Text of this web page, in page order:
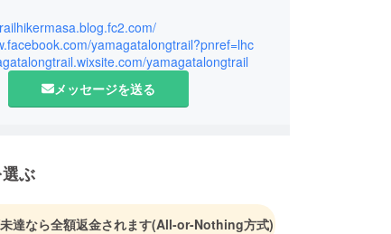
ングトレイルをスルーハイキングにて踏破。
年シーズン・ニュージーランドのトレイル、
０００ｋｍを踏破し、２０１５年はジョン
レイルを踏破。
ーとしてトレイルを歩きながら、日本のトレイ
yamagatalongtrail?pnref=lhc
yamagatalongtrail
メッセージを送る
ぶ
達なら全額返金されます(All-or-Nothing方式)